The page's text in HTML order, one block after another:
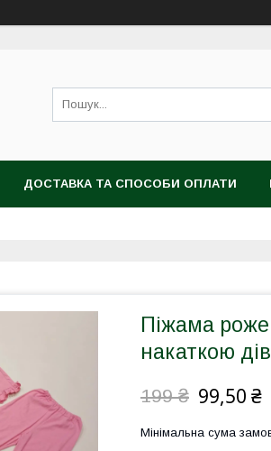
ДОСТАВКА ТА СПОСОБИ ОПЛАТИ
Піжама
накаткою
199 ₴ 99,50 ₴
Мінімальна сума